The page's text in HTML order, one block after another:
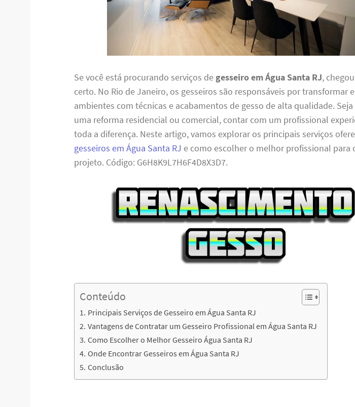
Se você está procurando serviços de gesseiro em Água Santa RJ,
certo. No Rio de Janeiro, os gesseiros são responsáveis por transformar
ambientes com técnicas e acabamentos de gesso de alta qualidade. Seja
uma reforma residencial ou comercial, contar com um profissional
toda a diferença. Neste artigo, vamos explorar os principais serviços
gesseiros em Água Santa RJ e como escolher o melhor profissional para
projeto. Código: G6H8K9L7H6F4D8X3D7.
Conteúdo
Principais Serviços de Gesseiro em Água Santa RJ
Vantagens de Contratar um Gesseiro Profissional em Água Santa RJ
Como Escolher o Melhor Gesseiro Água Santa RJ
Onde Encontrar Gesseiros em Água Santa RJ
Conclusão